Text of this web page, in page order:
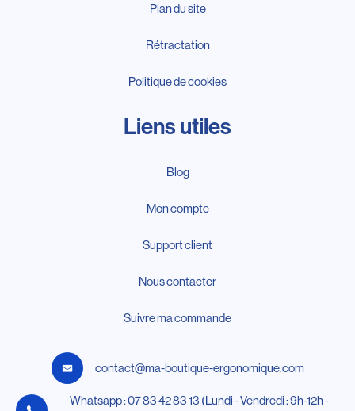
Plan du site
Rétractation
Politique de cookies
Liens utiles
Blog
Mon compte
Support client
Nous contacter
Suivre ma commande
contact@ma-boutique-ergonomique.com
Whatsapp : 07 83 42 83 13 (Lundi - Vendredi : 9h-12h -